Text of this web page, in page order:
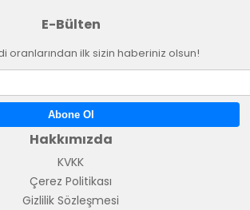
Hakkımızda
KVKK
Çerez Politikası
Gizlilik Sözleşmesi
E-Bülten
oranlarından ilk sizin haberiniz olsun!
Abone Ol